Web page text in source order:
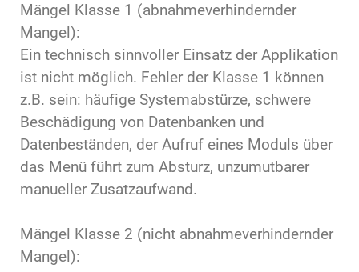
Mängel Klasse 1 (abnahmeverhindernder
Mangel):
Ein technisch sinnvoller Einsatz der Applikation
ist nicht möglich. Fehler der Klasse 1 können
z.B. sein: häufige Systemabstürze, schwere
Beschädigung von Datenbanken und
Datenbeständen, der Aufruf eines Moduls über
das Menü führt zum Absturz, unzumutbarer
manueller Zusatzaufwand.
Mängel Klasse 2 (nicht abnahmeverhindernder
Mangel):